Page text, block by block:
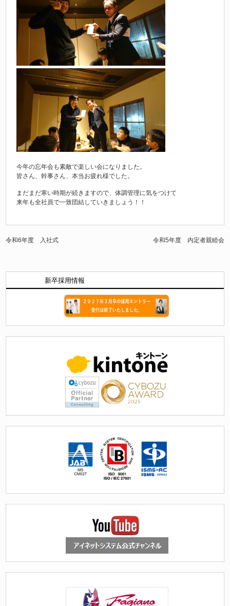
今年の忘年会も素敵で楽しい会になりました。
皆さん、幹事さん、本当お疲れ様でした。
まだまだ寒い時期が続きますので、体調管理に気をつけて
来年も全社員で一致団結していきましょう！！
令和6年度 入社式 令和5年度 内定者親睦会
新卒採用情報